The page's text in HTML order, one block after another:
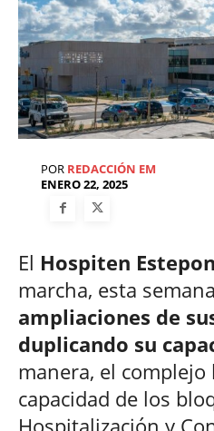
POR REDACCIÓN EM
ENERO 22, 2025
El Hospiten
marcha, esta
ampliaciones de
duplicando su
manera, el
capacidad de los